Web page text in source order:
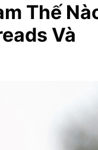
Thế
Và